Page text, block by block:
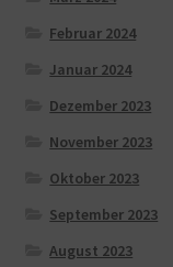
Februar 2024
Januar 2024
Dezember 2023
November 2023
Oktober 2023
September 2023
August 2023